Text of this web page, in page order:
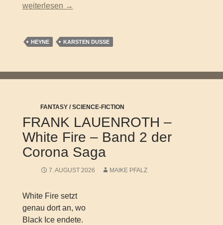
Karsten Dusse – Filmriss auf Immenhof. Trippel. Trappel.
weiterlesen →
HEYNE KARSTEN DUSSE
FANTASY / SCIENCE-FICTION
FRANK LAUENROTH –
White Fire – Band 2 der
Corona Saga
7. AUGUST 2026 MAIKE PFALZ
White Fire setzt
genau dort an, wo
Black Ice endete.